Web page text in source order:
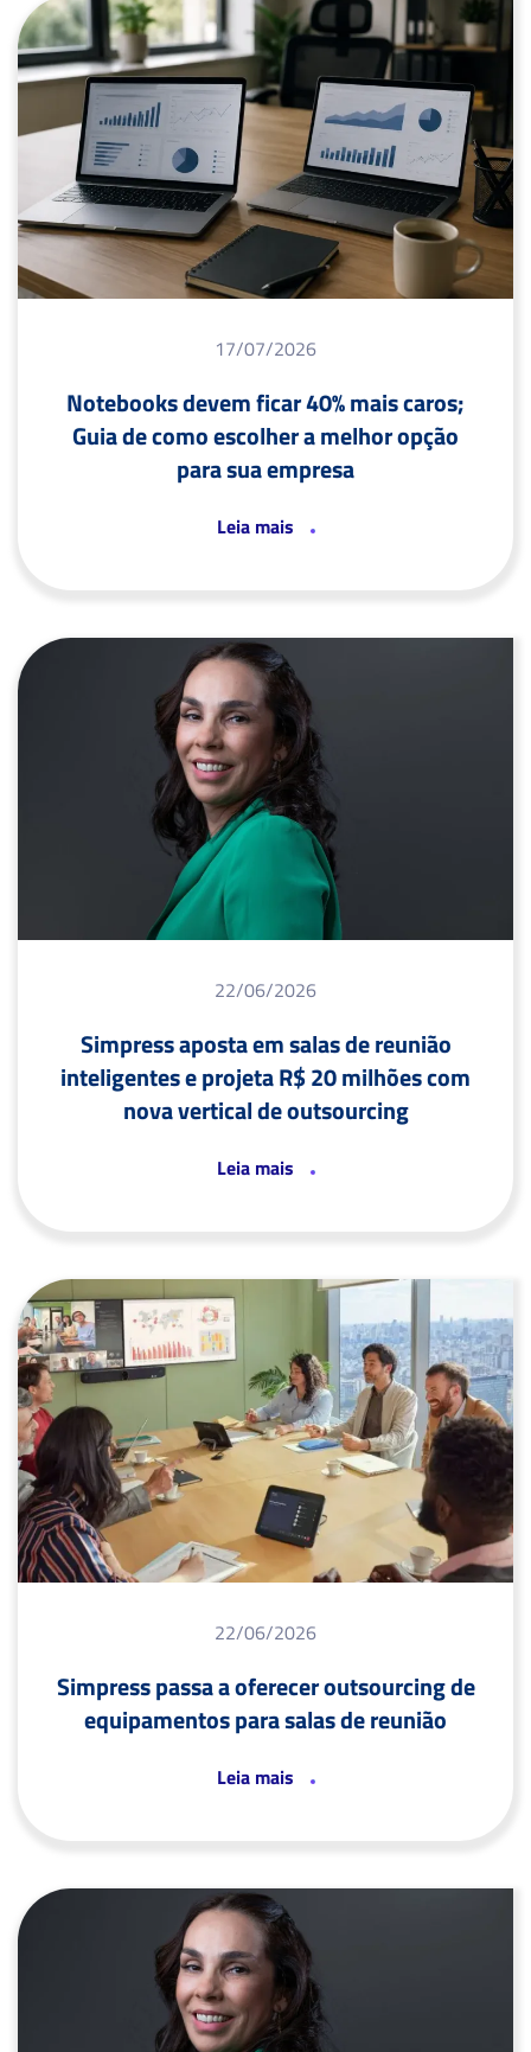
17/07/2026
Notebooks devem ficar 40% mais caros;
Guia de como escolher a melhor opção
para sua empresa
Leia mais
22/06/2026
Simpress aposta em salas de reunião
inteligentes e projeta R$ 20 milhões com
nova vertical de outsourcing
Leia mais
22/06/2026
Simpress passa a oferecer outsourcing de
equipamentos para salas de reunião
Leia mais